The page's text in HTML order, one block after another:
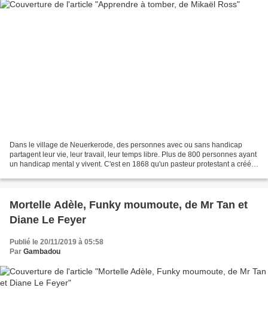
Dans le village de Neuerkerode, des personnes avec ou sans handicap
partagent leur vie, leur travail, leur temps libre. Plus de 800 personnes ayant
un handicap mental y vivent. C'est en 1868 qu'un pasteur protestant a créé
Mortelle Adèle, Funky moumoute, de Mr Tan et
Diane Le Feyer
Publié le 20/11/2019 à 05:58
Par Gambadou